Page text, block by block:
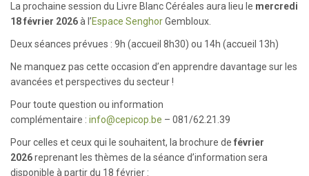
La prochaine session du Livre Blanc Céréales aura lieu le mercredi
18 février 2026à l’Espace SenghorGembloux.
Deux séances prévues : 9h (accueil 8h30) ou 14h (accueil 13h)
Ne manquez pas cette occasion d’en apprendre davantage sur les
avancées et perspectives du secteur !
Pour toute question ou information
complémentaire : info@cepicop.be – 081/62.21.39
Pour celles et ceux qui le souhaitent, la brochure de février
2026reprenant les thèmes de la séance d’information sera
disponible à partir du 18 février :